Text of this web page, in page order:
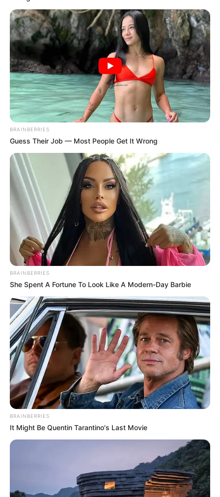
BRAINBERRIES
Guess Their Job — Most People Get It Wrong
BRAINBERRIES
She Spent A Fortune To Look Like A Modern-Day Barbie
BRAINBERRIES
It Might Be Quentin Tarantino's Last Movie